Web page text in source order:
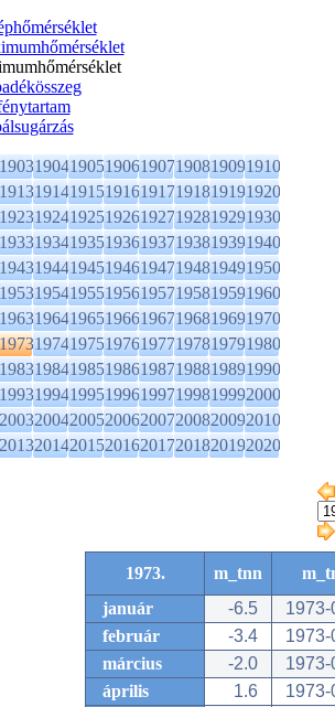
1904190519061907190819091910
1914191519161917191819191920
1924192519261927192819291930
1934193519361937193819391940
1944194519461947194819491950
1954195519561957195819591960
1964196519661967196819691970
1974197519761977197819791980
1984198519861987198819891990
1994199519961997199819992000
2004200520062007200820092010
2014201520162017201820192020
1973. m_tnn
január
-6.5
1973-
február
-3.4
1973-
március
-2.0
1973-
április
1.6
1973-